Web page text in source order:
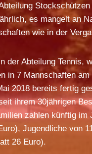
es mangelt an
wie in der
der Abteilung Tennis,
in 7 Mannschaften
2018 bereits fertig
ihrem 30jährigen
zahlen künftig
Jugendliche von
26 Euro).